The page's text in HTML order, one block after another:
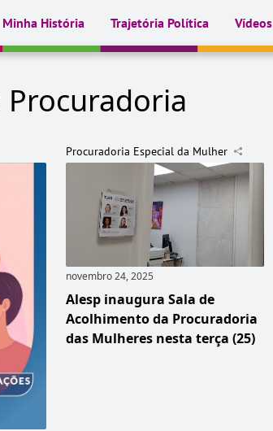
Minha História Trajetória Política Vídeos
Procuradoria
Procuradoria Especial da Mulher
novembro 24, 2025
Alesp inaugura Sala de
Acolhimento da Procuradoria
das Mulheres nesta terça (25)